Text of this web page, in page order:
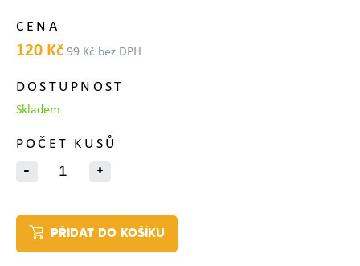
CENA
120 Kč 99 Kč bez DPH
DOSTUPNOST
Skladem
POČET KUSŮ
-
+
PŘIDAT DO KOŠÍKU